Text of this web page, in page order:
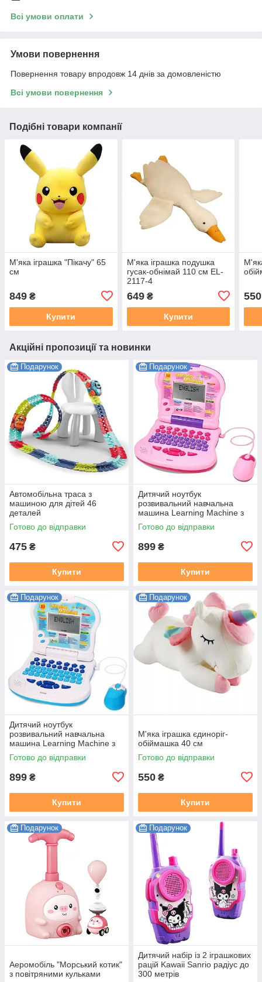
Всі умови оплати
Умови повернення
Повернення товару впродовж 14 днів за домовленістю
Всі умови повернення
Подібні товари компанії
М'яка іграшка "Пікачу" 65
см
849 ₴
Купити
М'яка іграшка подушка
гусак-обнімай 110 см EL-
2117-4
649₴
Купити
550
Акційні пропозиції та новинки
Подарунок
Автомобільна траса з
машиною для дітей 46
деталей
Готово до відправки
475 ₴
Купити
Подарунок
Дитячий ноутбук
розвивальний навчальна
машина Learning Machine з
мишкою Рожевий
Готово до відправки
899 ₴
Купити
Подарунок
Дитячий ноутбук
розвивальний навчальна
машина Learning Machine з
мишкою Синій
Готово до відправки
899 ₴
Купити
Подарунок
М'яка іграшка єдиноріг-
обіймашка 40 см
Готово до відправки
550 ₴
Купити
Подарунок
Аеромобіль "Морський котик"
з повітряними кульками
Подарунок
Дитячий набір із 2 іграшкових
рацій Kawaii Sanrio радіус до
300 метрів